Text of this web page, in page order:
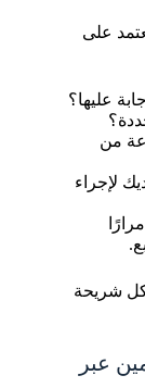
على
عليها؟
من
لإجراء
5-8 مشاركين لكل شريحة
عبر